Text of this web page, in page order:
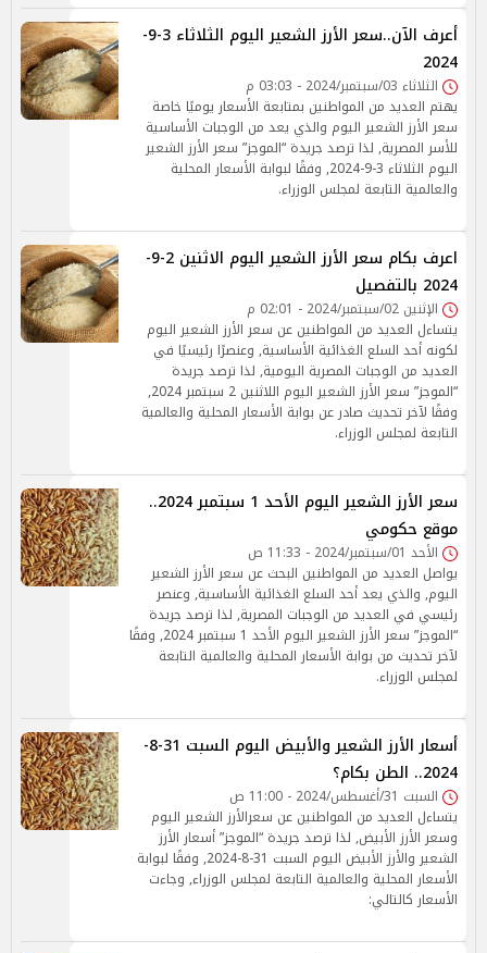
أعرف الآن..سعر الأرز الشعير اليوم الثلاثاء 3-9-
2024
الثلاثاء 03/سبتمبر/2024 - 03:03 م
يهتم العديد من المواطنين بمتابعة الأسعار يوميًا خاصة
سعر الأرز الشعير اليوم والذي يعد من الوجبات الأساسية
للأسر المصرية, لذا ترصد جريدة “الموجز” سعر الأرز الشعير
اليوم الثلاثاء 3-9-2024, وفقًا لبوابة الأسعار المحلية
والعالمية التابعة لمجلس الوزراء.
اعرف بكام سعر الأرز الشعير اليوم الاثنين 2-9-
2024 بالتفصيل
الإثنين 02/سبتمبر/2024 - 02:01 م
يتساءل العديد من المواطنين عن سعر الأرز الشعير اليوم
لكونه أحد السلع الغذائية الأساسية, وعنصرًا رئيسيًا في
العديد من الوجبات المصرية اليومية, لذا ترصد جريدة
“الموجز” سعر الأرز الشعير اليوم اللاثنين 2 سبتمبر 2024,
وفقًا لآخر تحديث صادر عن بوابة الأسعار المحلية والعالمية
التابعة لمجلس الوزراء.
سعر الأرز الشعير اليوم الأحد 1 سبتمبر 2024..
موقع حكومي
الأحد 01/سبتمبر/2024 - 11:33 ص
يواصل العديد من المواطنين البحث عن سعر الأرز الشعير
اليوم, والذي يعد أحد السلع الغذائية الأساسية, وعنصر
رئيسي في العديد من الوجبات المصرية, لذا ترصد جريدة
“الموجز” سعر الأرز الشعير اليوم الأحد 1 سبتمبر 2024, وفقًا
لآخر تحديث من بوابة الأسعار المحلية والعالمية التابعة
لمجلس الوزراء.
أسعار الأرز الشعير والأبيض اليوم السبت 31-8-
2024.. الطن بكام؟
السبت 31/أغسطس/2024 - 11:00 ص
يتساءل العديد من المواطنين عن سعرالأرز الشعير اليوم
وسعر الأرز الأبيض, لذا ترصد جريدة “الموجز” أسعار الأرز
الشعير والأرز الأبيض اليوم السبت 31-8-2024, وفقًا لبوابة
الأسعار المحلية والعالمية التابعة لمجلس الوزراء, وجاءت
الأسعار كالتالي: